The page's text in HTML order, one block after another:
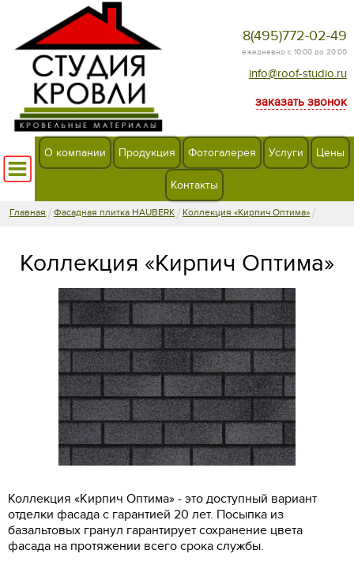
8(495)772-02-49
ежедневно с 10:00 до 20:00
info@roof-studio.ru
заказать звонок
О компании Продукция Фотогалерея Услуги Цены
Контакты
Главная / Фасадная плитка HAUBERK/ Коллекция «Кирпич Оптима»/
Коллекция «Кирпич Оптима»
Коллекция «Кирпич Оптима» - это доступный вариант
отделки фасада с гарантией 20 лет. Посыпка из
базальтовых гранул гарантирует сохранение цвета
фасада на протяжении всего срока службы.